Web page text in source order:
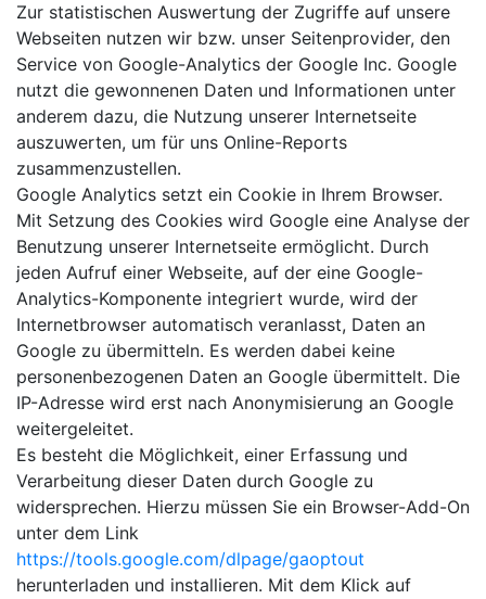
Zur statistischen Auswertung der Zugriffe auf unsere
Webseiten nutzen wir bzw. unser Seitenprovider, den
Service von Google-Analytics der Google Inc. Google
nutzt die gewonnenen Daten und Informationen unter
anderem dazu, die Nutzung unserer Internetseite
auszuwerten, um für uns Online-Reports
zusammenzustellen.
Google Analytics setzt ein Cookie in Ihrem Browser.
Mit Setzung des Cookies wird Google eine Analyse der
Benutzung unserer Internetseite ermöglicht. Durch
jeden Aufruf einer Webseite, auf der eine Google-
Analytics-Komponente integriert wurde, wird der
Internetbrowser automatisch veranlasst, Daten an
Google zu übermitteln. Es werden dabei keine
personenbezogenen Daten an Google übermittelt. Die
IP-Adresse wird erst nach Anonymisierung an Google
weitergeleitet.
Es besteht die Möglichkeit, einer Erfassung und
Verarbeitung dieser Daten durch Google zu
widersprechen. Hierzu müssen Sie ein Browser-Add-On
unter dem Link
https://tools.google.com/dlpage/gaoptout
herunterladen und installieren. Mit dem Klick auf